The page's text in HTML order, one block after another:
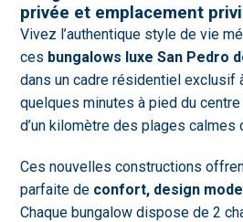
privée et emplacement
Vivez l’authentique style de vie
ces bungalows luxe San Pedro
dans un cadre résidentiel exclusif
quelques minutes à pied du
d’un kilomètre des plages calmes
Ces nouvelles constructions
parfaite de confort, design
Chaque bungalow dispose de 2